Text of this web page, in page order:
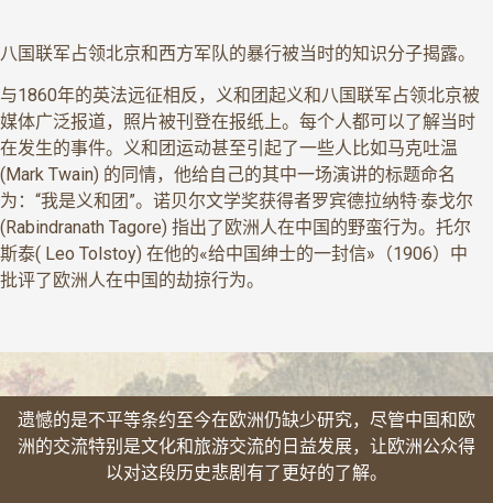
八国联军占领北京和西方军队的暴行被当时的知识分子揭露。
与1860年的英法远征相反，义和团起义和八国联军占领北京被
媒体广泛报道，照片被刊登在报纸上。每个人都可以了解当时
在发生的事件。义和团运动甚至引起了一些人比如马克吐温
(Mark Twain) 的同情，他给自己的其中一场演讲的标题命名
为：“我是义和团”。诺贝尔文学奖获得者罗宾德拉纳特·泰戈尔
(Rabindranath Tagore) 指出了欧洲人在中国的野蛮行为。托尔
斯泰( Leo Tolstoy) 在他的«给中国绅士的一封信»（1906）中
批评了欧洲人在中国的劫掠行为。
遗憾的是不平等条约至今在欧洲仍缺少研究，尽管中国和欧
洲的交流特别是文化和旅游交流的日益发展，让欧洲公众得
以对这段历史悲剧有了更好的了解。